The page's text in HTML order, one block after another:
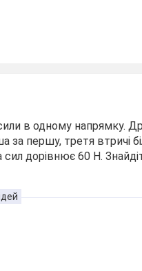
в одному напрямку.
за першу, третя втричі
сил дорівнює 60 Н.